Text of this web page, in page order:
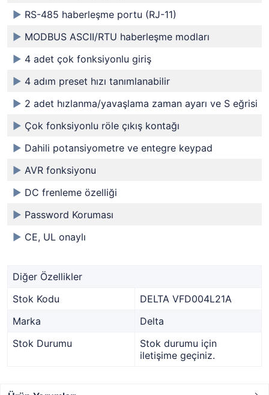
► RS-485 haberleşme portu (RJ-11)
► MODBUS ASCII/RTU haberleşme modları
► 4 adet çok fonksiyonlu giriş
► 4 adım preset hızı tanımlanabilir
► 2 adet hızlanma/yavaşlama zaman ayarı ve S eğrisi
► Çok fonksiyonlu röle çıkış kontağı
► Dahili potansiyometre ve entegre keypad
► AVR fonksiyonu
► DC frenleme özelliği
► Password Koruması
► CE, UL onaylı
Diğer Özellikler
Stok Kodu
DELTA VFD004L21A
Marka
Delta
Stok Durumu
Stok durumu için
iletişime geçiniz.